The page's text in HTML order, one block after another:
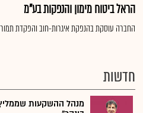
הראל ביטוח מימון והנפקות בע"מ
החברה עוסקת בהנפקת איגרות-חוב והפקדת
חדשות
מנהל ההשקעות